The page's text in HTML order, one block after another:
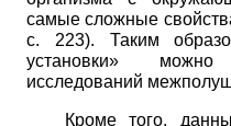
самые сложные
с. 223). Таким
установки»
исследований
Кроме того,